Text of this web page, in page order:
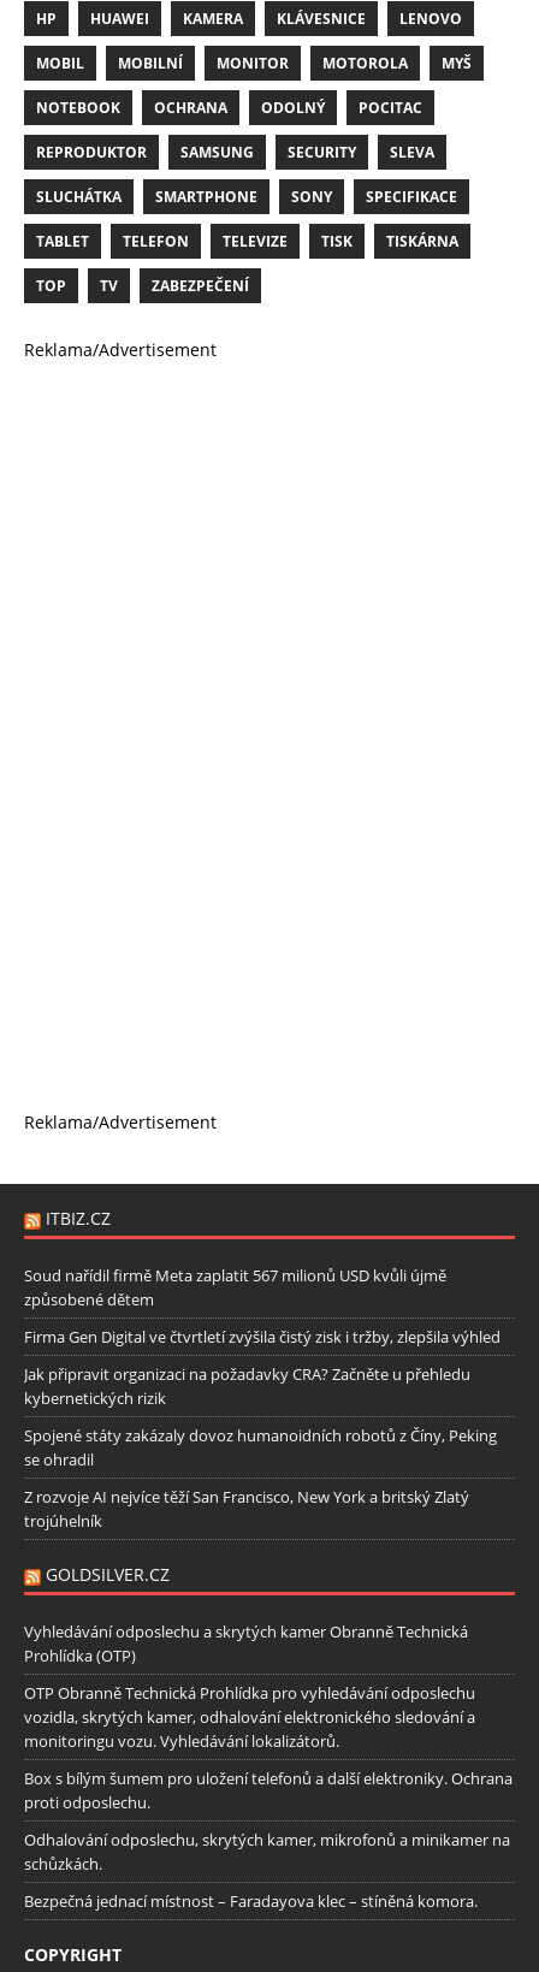
HP HUAWEI KAMERA KLÁVESNICE LENOVO
MOBIL MOBILNÍ MONITOR MOTOROLA MYŠ
NOTEBOOK OCHRANA ODOLNÝ POCITAC
REPRODUKTOR SAMSUNG SECURITY SLEVA
SLUCHÁTKA SMARTPHONE SONY SPECIFIKACE
TABLET TELEFON TELEVIZE TISK TISKÁRNA
TOP TV ZABEZPEČENÍ
Reklama/Advertisement
Reklama/Advertisement
ITBIZ.CZ
Soud nařídil firmě Meta zaplatit 567 milionů USD kvůli újmě
způsobené dětem
Firma Gen Digital ve čtvrtletí zvýšila čistý zisk i tržby, zlepšila výhled
Jak připravit organizaci na požadavky CRA? Začněte u přehledu
kybernetických rizik
Spojené státy zakázaly dovoz humanoidních robotů z Číny, Peking
se ohradil
Z rozvoje AI nejvíce těží San Francisco, New York a britský Zlatý
trojúhelník
GOLDSILVER.CZ
Vyhledávání odposlechu a skrytých kamer Obranně Technická
Prohlídka (OTP)
OTP Obranně Technická Prohlídka pro vyhledávání odposlechu
vozidla, skrytých kamer, odhalování elektronického sledování a
monitoringu vozu. Vyhledávání lokalizátorů.
Box s bílým šumem pro uložení telefonů a další elektroniky. Ochrana
proti odposlechu.
Odhalování odposlechu, skrytých kamer, mikrofonů a minikamer na
schůzkách.
Bezpečná jednací místnost – Faradayova klec – stíněná komora.
COPYRIGHT